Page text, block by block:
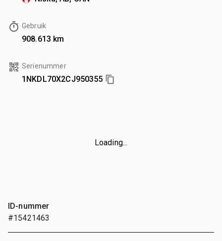
Gebruik
908.613 km
Serienummer
1NKDL70X2CJ950355
Loading...
ID-nummer
#15421463